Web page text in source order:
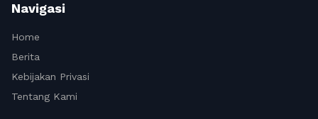
Navigasi
Home
Berita
Kebijakan Privasi
Tentang Kami